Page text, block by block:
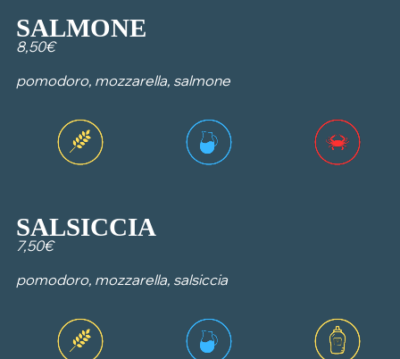
SALMONE
8,50€
pomodoro, mozzarella, salmone
SALSICCIA
7,50€
pomodoro, mozzarella, salsiccia